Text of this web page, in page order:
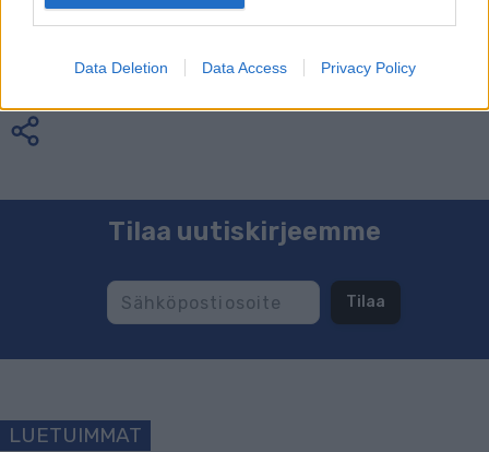
Data Deletion Data Access Privacy Policy
Tilaa uutiskirjeemme
Tilaa
LUETUIMMAT